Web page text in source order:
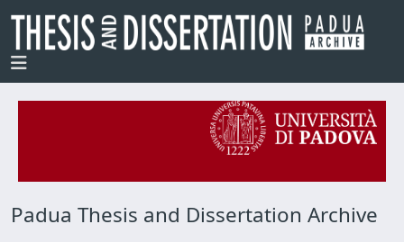
Padua Thesis and Dissertation Archive